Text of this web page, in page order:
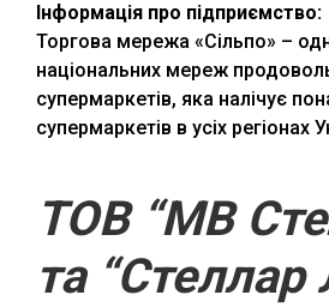
Інформація про підприємство:
Торгова мережа «Сільпо» –
національних мереж
супермаркетів, яка налічує
супермаркетів в усіх регіонах
ТОВ “МВ
та “Стеллар